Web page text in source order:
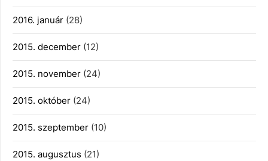
2016. január (28)
2015. december (12)
2015. november (24)
2015. október (24)
2015. szeptember (10)
2015. augusztus (21)